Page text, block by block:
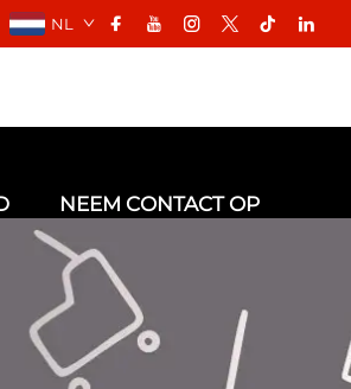
NL
NEEM CONTACT OP